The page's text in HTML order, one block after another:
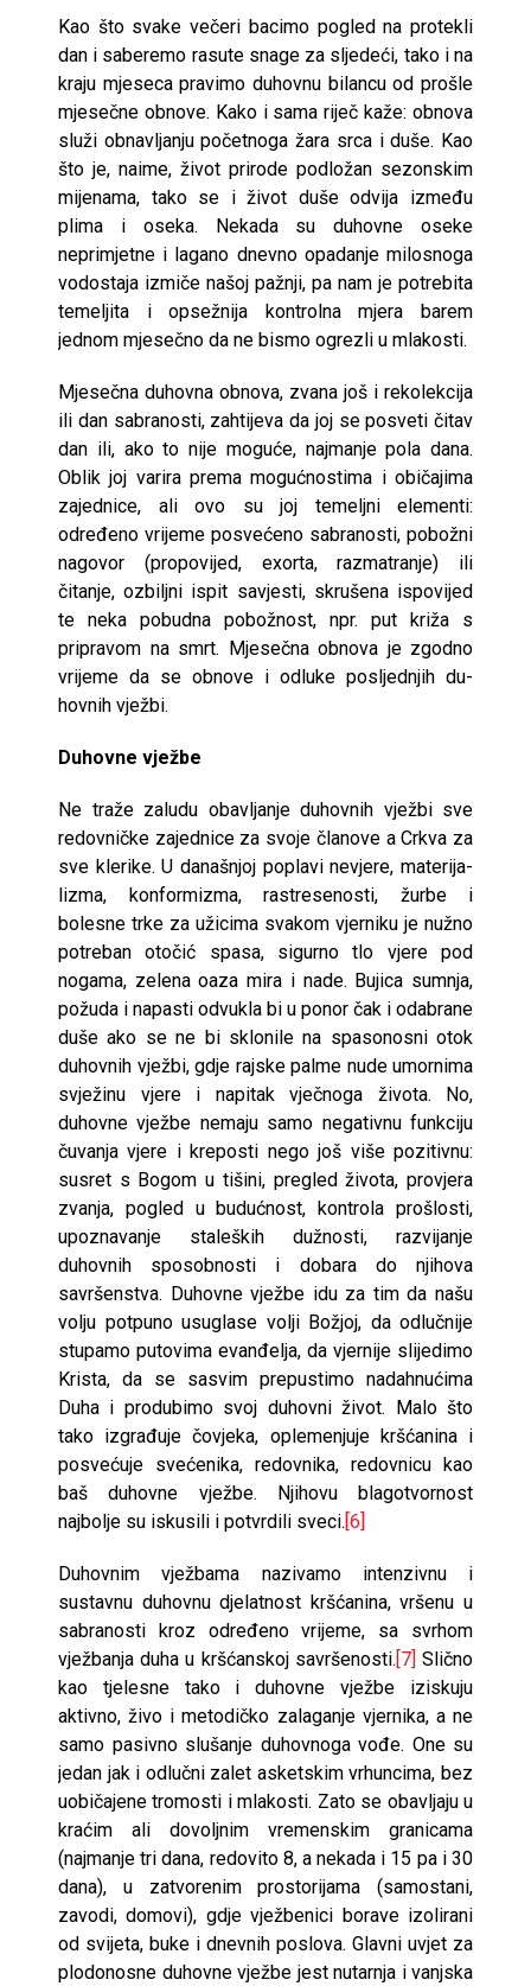
Kao što svake večeri bacimo pogled na protekli
dan i saberemo rasute sna­ge za sljedeći, tako i na
kraju mjeseca pravimo duhovnu bilancu od prošle
mjesečne obnove. Kako i sama riječ kaže: obnova
služi obnavljanju poče­tnoga žara srca i duše. Kao
što je, naime, život prirode podložan sezonskim
mijenama, tako se i život duše odvija između
plima i oseka. Nekada su du­hovne oseke
neprimjetne i lagano dnevno opadanje milosnoga
vodostaja iz­miče našoj pažnji, pa nam je potrebita
temeljita i opsežnija kontrolna mje­ra barem
jednom mjesečno da ne bismo ogrezli u mlakosti.
Mjesečna duhovna obnova, zvana još i rekolekcija
ili dan sabranosti, zahtijeva da joj se posveti čitav
dan ili, ako to nije moguće, najmanje pola dana.
Oblik joj varira prema mogućnostima i običajima
zajednice, ali ovo su joj temeljni elementi:
određeno vrijeme posvećeno sabranosti, pobožni
nagovor (propovijed, exorta, razmatranje) ili
čitanje, ozbiljni ispit savjesti, skrušena ispovijed
te neka pobudna pobožnost, npr. put križa s
pripra­vom na smrt. Mjesečna obnova je zgodno
vrijeme da se obnove i odluke posljednjih du­
hovnih vježbi.
Duhovne vježbe
Ne traže zaludu obavljanje duhovnih vježbi sve
redovničke zajednice za svoje članove a Crkva za
sve klerike. U današnjoj poplavi nevjere, materija­
lizma, konformizma, rastresenosti, žurbe i
bolesne trke za užicima svakom vjerniku je nužno
potreban otočić spasa, sigurno tlo vjere pod
nogama, ze­lena oaza mira i nade. Bujica sumnja,
požuda i napasti odvukla bi u ponor čak i odabrane
duše ako se ne bi sklonile na spasonosni otok
duhovnih vježbi, gdje rajske palme nude umornima
svježinu vjere i napitak vječnoga života. No,
duhovne vježbe nemaju samo negativnu funkciju
čuvanja vjere i kreposti nego još više pozitivnu:
susret s Bogom u tišini, pregled života, provjera
zvanja, pogled u budućnost, kontrola prošlosti,
upoznavanje staleških dužnosti, razvijanje
duhovnih sposobnosti i dobara do njihova
savršenstva. Duhovne vježbe idu za tim da našu
volju potpuno usuglase volji Božjoj, da odlučnije
stupamo putovima evanđelja, da vjernije slijedimo
Krista, da se sasvim prepustimo nadahnućima
Duha i produbimo svoj du­hovni život. Malo što
tako izgrađuje čovjeka, oplemenjuje kršćanina i
po­svećuje svećenika, redovnika, redovnicu kao
baš duhovne vježbe. Njihovu blagotvornost
najbolje su iskusili i potvrdili sveci.[6]
Duhovnim vježbama nazivamo intenzivnu i
sustavnu duhovnu djelatnost kršćanina, vršenu u
sabranosti kroz određeno vrijeme, sa svrhom
vježbanja duha u kršćanskoj savršenosti.[7] Slično
kao tjelesne tako i duhovne vježbe iziskuju
aktivno, živo i metodičko zalaganje vjernika, a ne
samo pasivno slušanje duhovnoga vođe. One su
jedan jak i odlučni zalet asketskim vrhuncima, bez
uobičajene tromosti i mlakosti. Zato se obavljaju u
kraćim ali do­voljnim vremenskim granicama
(najmanje tri dana, redovito 8, a nekada i 15 pa i 30
dana), u zatvorenim prostorijama (samostani,
zavodi, domovi), gdje vježbenici borave izolirani
od svijeta, buke i dnevnih poslova. Glavni uvjet za
plodonosne duhovne vježbe jest nutarnja i vanjska